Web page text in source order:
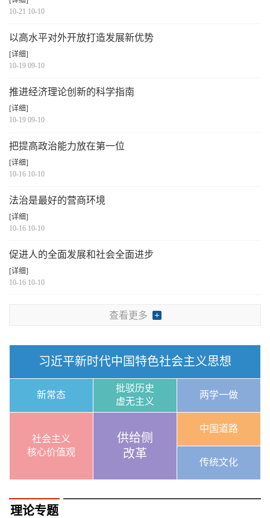
10-21 10-10
以高水平对外开放打造发展新优势
[详细]
10-19 09-10
推进经济理论创新的科学指南
[详细]
10-19 09-10
把提高政治能力放在第一位
[详细]
10-16 10-10
法治是最好的营商环境
[详细]
10-16 10-10
促进人的全面发展和社会全面进步
[详细]
10-16 10-10
查看更多
习近平新时代中国特色社会主义思想
新常态
批驳历史
虚无主义
两学一做
社会主义
核心价值观
供给侧
改革
中国道路
传统文化
理论专题